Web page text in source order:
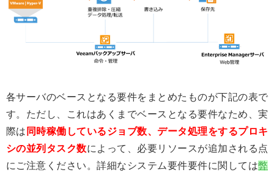
各サーバのベースとなる要件をまとめたものが下記の表で
す。ただし、これはあくまでベースとなる要件なため、実
際は 同時稼働しているジョブ数、データ処理をするプロキ
シの並列タスク数によって、必要リソースが追加される点
にご注意ください。詳細なシステム要件要件に関しては弊